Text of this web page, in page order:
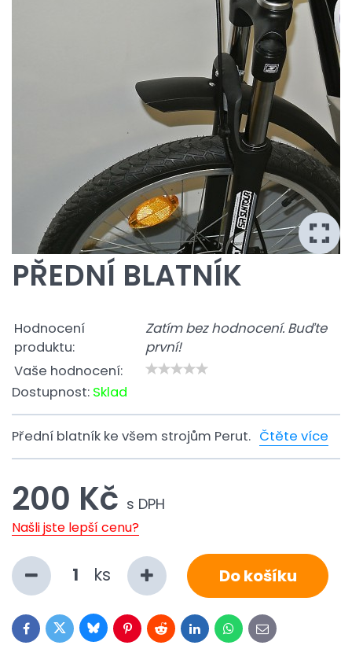
PŘEDNÍ BLATNÍK
Hodnocení
produktu:
Zatím bez hodnocení. Buďte
první!
Vaše hodnocení:
Dostupnost: Sklad
Přední blatník ke všem strojům Perut. Čtěte více
200 Kč s DPH
Našli jste lepší cenu?
ks Do košíku
FacebookTwitterBlueskyPinterestRedditLinkedInWhatsApp
E-
mail